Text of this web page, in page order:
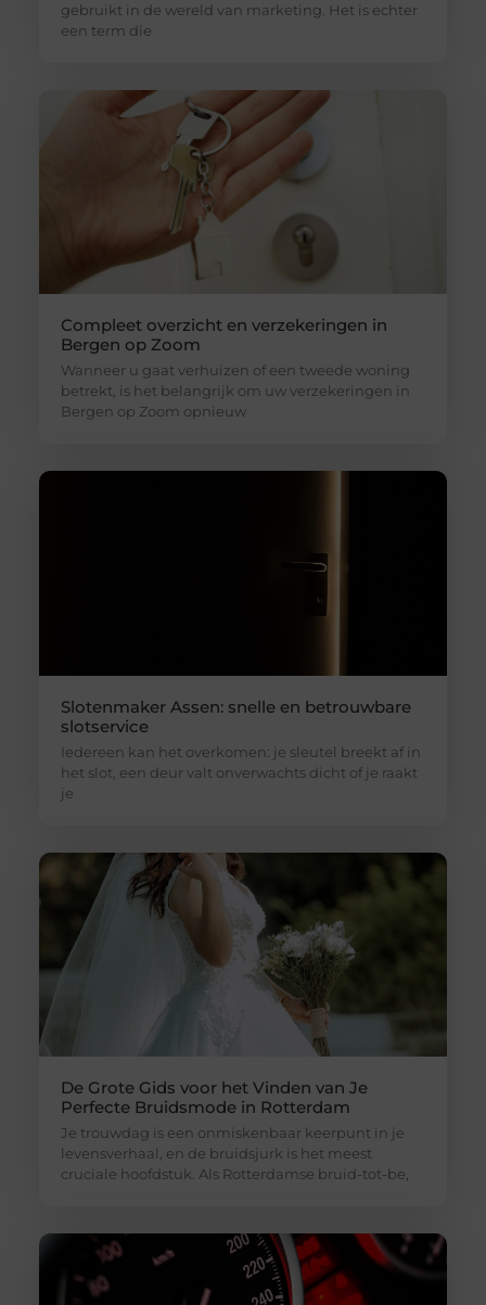
gebruikt in de wereld van marketing. Het is echter
een term die
Compleet overzicht en verzekeringen in
Bergen op Zoom
Wanneer u gaat verhuizen of een tweede woning
betrekt, is het belangrijk om uw verzekeringen in
Bergen op Zoom opnieuw
Slotenmaker Assen: snelle en betrouwbare
slotservice
Iedereen kan het overkomen: je sleutel breekt af in
het slot, een deur valt onverwachts dicht of je raakt
je
De Grote Gids voor het Vinden van Je
Perfecte Bruidsmode in Rotterdam
Je trouwdag is een onmiskenbaar keerpunt in je
levensverhaal, en de bruidsjurk is het meest
cruciale hoofdstuk. Als Rotterdamse bruid-tot-be,